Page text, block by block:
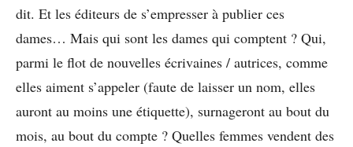
dit. Et les éditeurs de s’empresser à publier ces
dames… Mais qui sont les dames qui comptent ? Qui,
parmi le flot de nouvelles écrivaines / autrices, comme
elles aiment s’appeler (faute de laisser un nom, elles
auront au moins une étiquette), surnageront au bout du
mois, au bout du compte ? Quelles femmes vendent des